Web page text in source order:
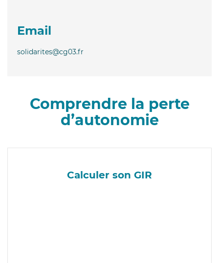
Email
solidarites@cg03.fr
Comprendre la perte
d’autonomie
Calculer son GIR